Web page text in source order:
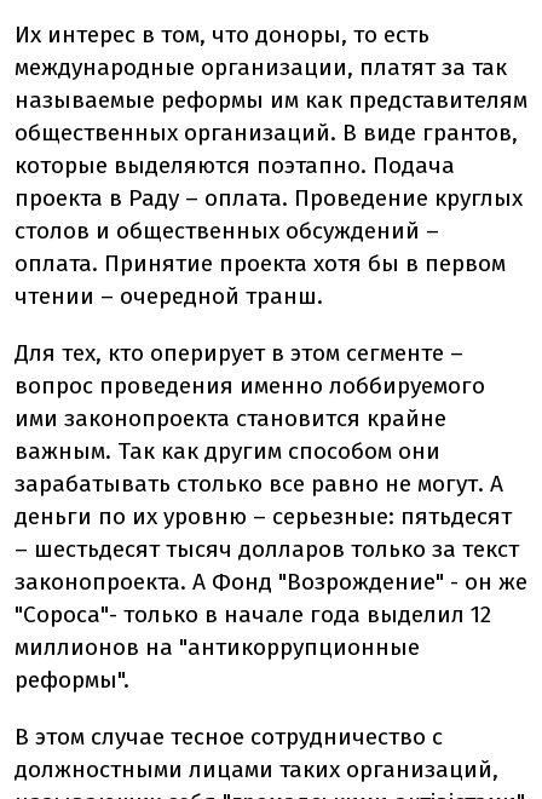
Их интерес в том, что доноры, то есть
международные организации, платят за так
называемые реформы им как представителям
общественных организаций. В виде грантов,
которые выделяются поэтапно. Подача
проекта в Раду – оплата. Проведение круглых
столов и общественных обсуждений –
оплата. Принятие проекта хотя бы в первом
чтении – очередной транш.
Для тех, кто оперирует в этом сегменте –
вопрос проведения именно лоббируемого
ими законопроекта становится крайне
важным. Так как другим способом они
зарабатывать столько все равно не могут. А
деньги по их уровню – серьезные: пятьдесят
– шестьдесят тысяч долларов только за текст
законопроекта. А Фонд "Возрождение" - он же
"Сороса"- только в начале года выделил 12
миллионов на "антикоррупционные
реформы".
В этом случае тесное сотрудничество с
должностными лицами таких организаций,